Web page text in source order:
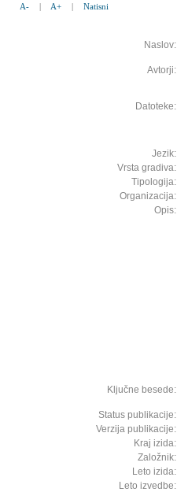
A- | A+ | Natisni
Naslov:
Avtorji:
Datoteke:
Jezik:
Vrsta gradiva:
Tipologija:
Organizacija:
Opis:
Ključne besede:
Status publikacije:
Verzija publikacije:
Kraj izida:
Založnik:
Leto izida:
Leto izvedbe: